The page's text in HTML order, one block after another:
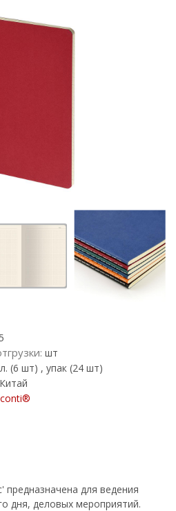
шт
(6 шт) , упак (24 шт)
Китай
предназначена для ведения
дня, деловых мероприятий.